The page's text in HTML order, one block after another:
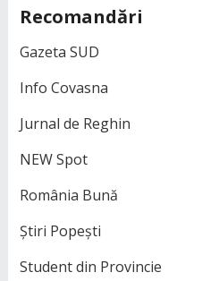
Recomandări
Gazeta SUD
Info Covasna
Jurnal de Reghin
NEW Spot
România Bună
Știri Popești
Student din Provincie